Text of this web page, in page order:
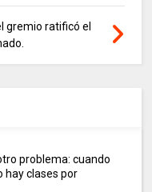
gremio ratificó el
problema: cuando
hay clases por